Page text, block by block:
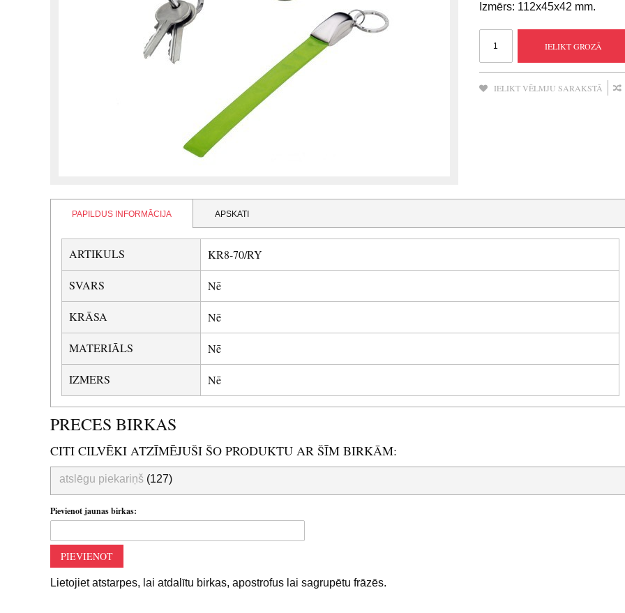
Izmērs: 112х45х42 mm.
IELIKT GROZĀ
IELIKT VĒLMJU SARAKSTĀ
PAPILDUS INFORMĀCIJA APSKATI
ARTIKULS KR8-70/RY
SVARS Nē
KRĀSA Nē
MATERIĀLS Nē
IZMERS Nē
PRECES BIRKAS
CITI CILVĒKI ATZĪMĒJUŠI ŠO PRODUKTU AR ŠĪM BIRKĀM:
atslēgu piekariņš (127)
Pievienot jaunas birkas:
PIEVIENOT
Lietojiet atstarpes, lai atdalītu birkas, apostrofus lai sagrupētu frāzēs.